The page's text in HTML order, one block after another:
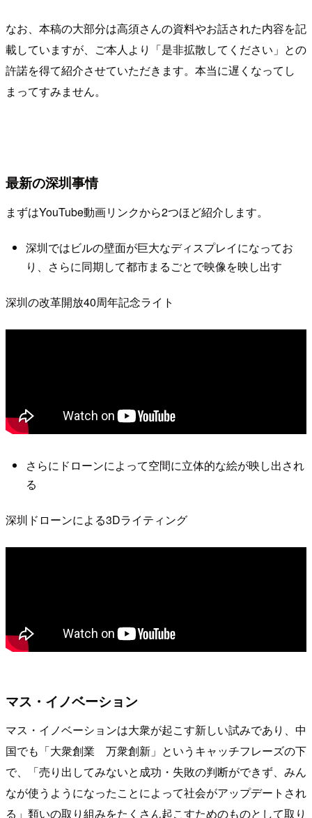
なお、本稿の大部分は高須さんの資料やお話された内容を記
載していますが、ご本人より「是非拡散してください」との
許諾を得て紹介させていただきます。本当に遅くなってし
まってすみません。
最新の深圳事情
まずはYouTube動画リンクから2つほど紹介します。
深圳ではビルの壁面が巨大なディスプレイになってお
り、さらに同期して都市まるごとで映像を映し出す
深圳の改革開放40周年記念ライト
さらにドローンによって空間に立体的な絵が映し出され
る
深圳ドローンによる3Dライティング
マス・イノベーション
マス・イノベーションは大衆が起こす新しい試みであり、中
国でも「大衆創業 万衆創新」というキャッチフレーズの下
で、「売り出してみないと成功・失敗の判断ができず、みん
なが使うようになったことによって社会がアップデートされ
る」類いの取り組みをたくさん起こすためのものとして取り